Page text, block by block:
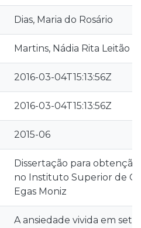
Dias, Maria do Rosário
Martins, Nádia Rita Leitão
2016-03-04T15:13:56Z
2016-03-04T15:13:56Z
2015-06
Dissertação para
no Instituto Superior de
Egas Moniz
A ansiedade vivida em